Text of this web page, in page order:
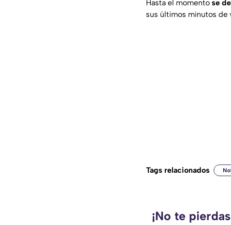
Hasta el momento se
sus últimos minutos de
Tags relacionados
¡No te